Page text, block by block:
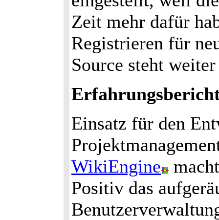
Zeit mehr dafür
Registrieren für
Source steht
Einsatz für den
WikiEngine
Positiv das